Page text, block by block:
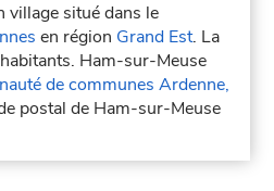
village situé dans le
en région Grand Est. La
Ham-sur-Meuse
de communes Ardenne,
postal de Ham-sur-Meuse